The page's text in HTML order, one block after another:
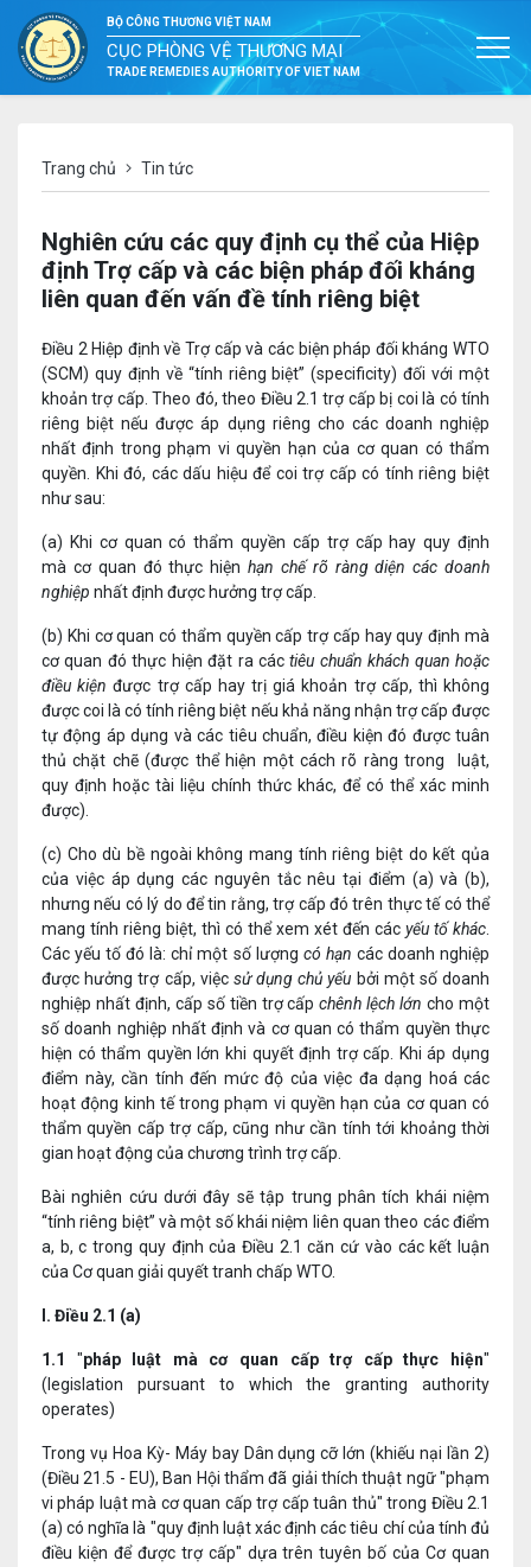
BỘ CÔNG THƯƠNG VIỆT NAM
CỤC PHÒNG VỆ THƯƠNG MẠI
TRADE REMEDIES AUTHORITY OF VIET NAM
Trang chủ Tin tức
Nghiên cứu các quy định cụ thể của Hiệp
định Trợ cấp và các biện pháp đối kháng
liên quan đến vấn đề tính riêng biệt
Điều 2 Hiệp định về Trợ cấp và các biện pháp đối kháng WTO
(SCM) quy định về “tính riêng biệt” (specificity) đối với một
khoản trợ cấp. Theo đó, theo Điều 2.1 trợ cấp bị coi là có tính
riêng biệt nếu được áp dụng riêng cho các doanh nghiệp
nhất định trong phạm vi quyền hạn của cơ quan có thẩm
quyền. Khi đó, các dấu hiệu để coi trợ cấp có tính riêng biệt
như sau:
(a) Khi cơ quan có thẩm quyền cấp trợ cấp hay quy định
mà cơ quan đó thực hiện hạn chế rõ ràng diện các doanh
nghiệp nhất định được hưởng trợ cấp.
(b) Khi cơ quan có thẩm quyền cấp trợ cấp hay quy định mà
cơ quan đó thực hiện đặt ra cáctiêu chuẩn khách quan hoặc
điều kiện được trợ cấp hay trị giá khoản trợ cấp, thì không
được coi là có tính riêng biệt nếu khả năng nhận trợ cấp được
tự động áp dụng và các tiêu chuẩn, điều kiện đó được tuân
thủ chặt chẽ (được thể hiện một cách rõ ràng trong luật,
quy định hoặc tài liệu chính thức khác, để có thể xác minh
được).
(c) Cho dù bề ngoài không mang tính riêng biệt do kết qủa
của việc áp dụng các nguyên tắc nêu tại điểm (a) và (b),
nhưng nếu có lý do để tin rằng, trợ cấp đó trên thực tế có thể
mang tính riêng biệt, thì có thể xem xét đến các yếu tố khác
Các yếu tố đó là: chỉ một số lượng có hạn các doanh nghiệp
được hưởng trợ cấp, việc sử dụng chủ yếu bởi một số doanh
nghiệp nhất định, cấp số tiền trợ cấpchênh lệch lớn cho một
số doanh nghiệp nhất định và cơ quan có thẩm quyền thực
hiện có thẩm quyền lớn khi quyết định trợ cấp. Khi áp dụng
điểm này, cần tính đến mức độ của việc đa dạng hoá các
hoạt động kinh tế trong phạm vi quyền hạn của cơ quan có
thẩm quyền cấp trợ cấp, cũng như cần tính tới khoảng thời
gian hoạt động của chương trình trợ cấp.
Bài nghiên cứu dưới đây sẽ tập trung phân tích khái niệm
“tính riêng biệt” và một số khái niệm liên quan theo các điểm
a, b, c trong quy định của Điều 2.1 căn cứ vào các kết luận
của Cơ quan giải quyết tranh chấp WTO.
I. Điều 2.1 (a)
1.1 "pháp luật mà cơ quan cấp trợ cấp thực hiện"
(legislation pursuant to which the granting authority
operates)
Trong vụ Hoa Kỳ- Máy bay Dân dụng cỡ lớn (khiếu nại lần 2)
(Điều 21.5 - EU), Ban Hội thẩm đã giải thích thuật ngữ "phạm
vi pháp luật mà cơ quan cấp trợ cấp tuân thủ" trong Điều 2.1
(a) có nghĩa là "quy định luật xác định các tiêu chí của tính đủ
điều kiện để được trợ cấp" dựa trên tuyên bố của Cơ quan